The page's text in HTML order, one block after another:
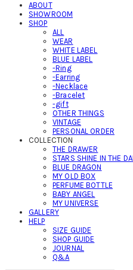
ABOUT
SHOWROOM
SHOP
ALL
WEAR
WHITE LABEL
BLUE LABEL
-Ring
-Earring
-Necklace
-Bracelet
-gift
OTHER THINGS
VINTAGE
PERSONAL ORDER
COLLECTION
THE DRAWER
STARS SHINE IN THE
BLUE DRAGON
MY OLD BOX
PERFUME BOTTLE
BABY ANGEL
MY UNIVERSE
GALLERY
HELP
SIZE GUIDE
SHOP GUIDE
JOURNAL
Q&A